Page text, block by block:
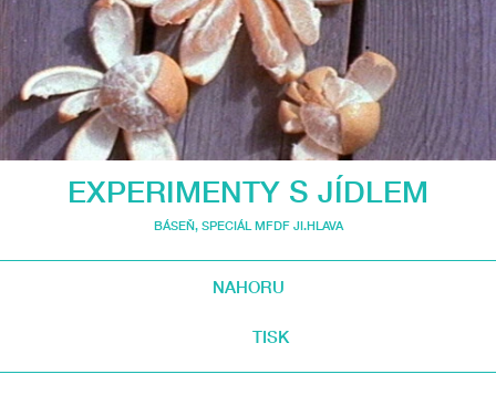
EXPERIMENTY S JÍDLEM
BÁSEŇ, SPECIÁL MFDF JI.HLAVA
NAHORU
TISK